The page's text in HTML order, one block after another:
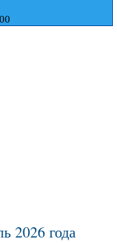
2026 года